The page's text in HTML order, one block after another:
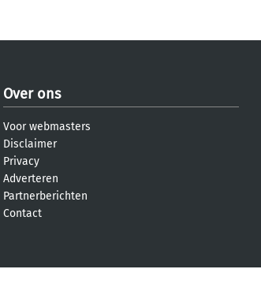
Over ons
Voor webmasters
Disclaimer
Privacy
Adverteren
Partnerberichten
Contact